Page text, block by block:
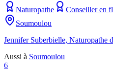
Naturopathe Conseiller en
Soumoulou
Jennifer Suberbielle, Naturopathe
Aussi à Soumoulou
6